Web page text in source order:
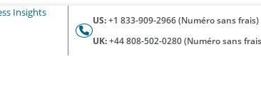
US:+1 833-909-2966 (Numéro sans frais)
UK:+44 808-502-0280 (Numéro sans